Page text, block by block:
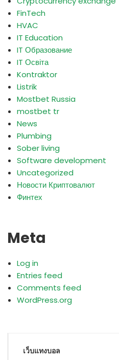
FinTech
HVAC
IT Education
IT Образование
IT Освіта
Kontraktor
Listrik
Mostbet Russia
mostbet tr
News
Plumbing
Sober living
Software development
Uncategorized
Новости Криптовалют
Финтех
Meta
Log in
Entries feed
Comments feed
WordPress.org
เว็บแทงบอล